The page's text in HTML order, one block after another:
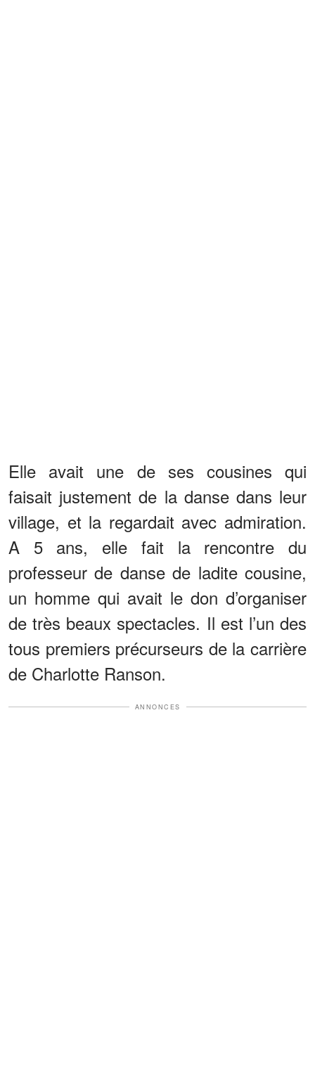
Elle avait une de ses cousines qui
faisait justement de la danse dans leur
village, et la regardait avec admiration.
A 5 ans, elle fait la rencontre du
professeur de danse de ladite cousine,
un homme qui avait le don d’organiser
de très beaux spectacles. Il est l’un des
tous premiers précurseurs de la carrière
de Charlotte Ranson.
ANNONCES